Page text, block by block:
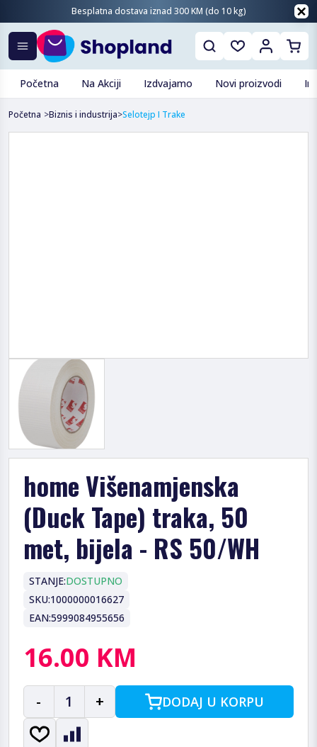
Besplatna dostava iznad 300 KM (do 10 kg)
Početna Na Akciji Izdvajamo Novi proizvodi
Početna >Biznis i industrija>Selotejp I Trake
home Višenamjenska
(Duck Tape) traka, 50
met, bijela - RS 50/WH
STANJE:DOSTUPNO
SKU:1000000016627
EAN:5999084955656
16.00 KM
- 1 + DODAJ U KORPU